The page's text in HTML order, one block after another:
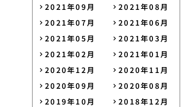
2021年09月
2021年08月
2021年07月
2021年06月
2021年05月
2021年03月
2021年02月
2021年01月
2020年12月
2020年11月
2020年09月
2020年08月
2019年10月
2018年12月